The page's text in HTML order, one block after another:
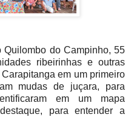
do Campinho, 55
ribeirinhas e outras
em um primeiro
mudas de juçara, para
em um mapa
para entender a